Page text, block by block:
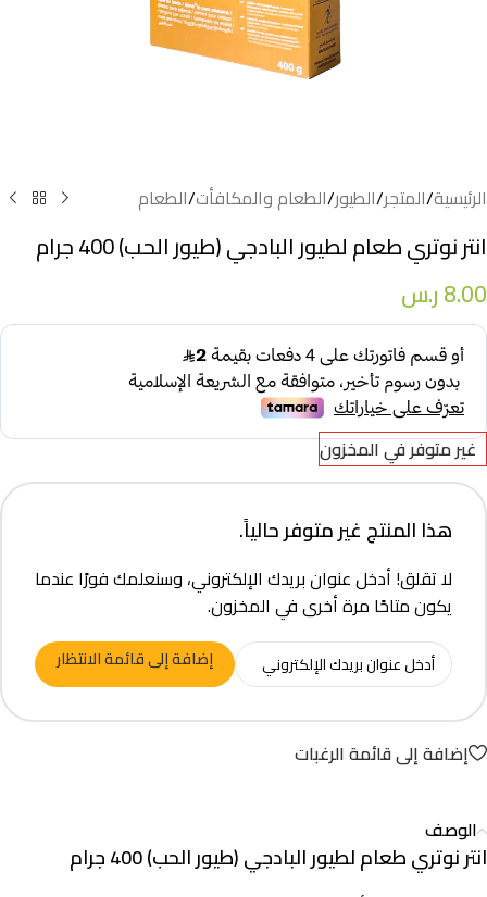
الرئيسية/المتجر/الطيور/الطعام والمكافأت/الطعام
انتر نوتري طعام لطيور البادجي (طيور الحب) 400 جرام
8.00ر.س
غير متوفر في المخزون
هذا المنتج غير متوفر حالياً.
لا تقلق! أدخل عنوان بريدك الإلكتروني، وسنعلمك فورًا عندما
يكون متاحًا مرة أخرى في المخزون.
إضافة إلى قائمة الانتظار
إضافة إلى قائمة الرغبات
الوصف
انتر نوتري طعام لطيور البادجي (طيور الحب) 400 جرام